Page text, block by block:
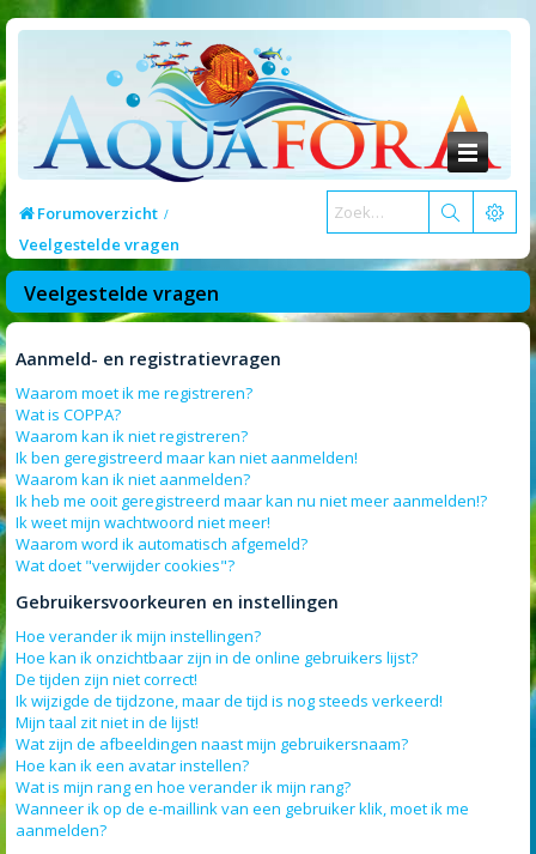
Forumoverzicht
Veelgestelde vragen
Veelgestelde vragen
Aanmeld- en registratievragen
Waarom moet ik me registreren?
Wat is COPPA?
Waarom kan ik niet registreren?
Ik ben geregistreerd maar kan niet aanmelden!
Waarom kan ik niet aanmelden?
Ik heb me ooit geregistreerd maar kan nu niet meer aanmelden!?
Ik weet mijn wachtwoord niet meer!
Waarom word ik automatisch afgemeld?
Wat doet "verwijder cookies"?
Gebruikersvoorkeuren en instellingen
Hoe verander ik mijn instellingen?
Hoe kan ik onzichtbaar zijn in de online gebruikers lijst?
De tijden zijn niet correct!
Ik wijzigde de tijdzone, maar de tijd is nog steeds verkeerd!
Mijn taal zit niet in de lijst!
Wat zijn de afbeeldingen naast mijn gebruikersnaam?
Hoe kan ik een avatar instellen?
Wat is mijn rang en hoe verander ik mijn rang?
Wanneer ik op de e-maillink van een gebruiker klik, moet ik me
aanmelden?